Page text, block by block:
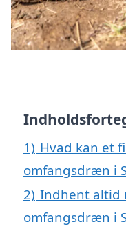
1) Hvad kan et
omfangsdræn i
2) Indhent altid
omfangsdræn i